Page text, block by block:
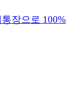
장으로 100%